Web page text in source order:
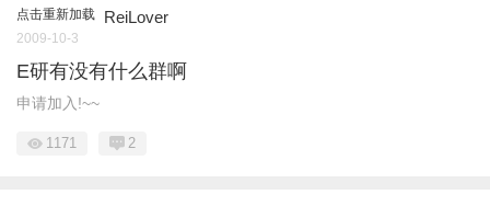
点击重新加载 ReiLover
2009-10-3
E研有没有什么群啊
申请加入!~~
1171 2